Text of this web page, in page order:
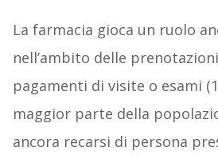
La farmacia gioca un ruolo
nell’ambito delle
pagamenti di visite o esami
maggior parte della
ancora recarsi di persona